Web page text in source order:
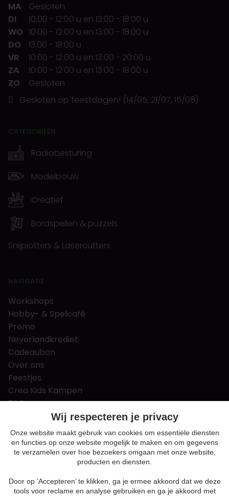
MA
Gesloten
DI
10:00 - 12:00 u en 13:00 - 18:00 u
WO 10:00 - 12:00 u en 13:00 - 18:00 u
DO
13:00 - 18:00 u
VR
10:00 - 12:00 u en 13:00 - 20:00 u
ZA
10:00 - 12:00 u en 13:00 - 18:00 u
ZO
Gesloten
Gesloten op feestdagen! (14/05, 21/07, 15/08)
CATEGORIEËN
Radiobesturing
Modelbouw
Creatief
Bordspellen & puzzels
Snijplotters & Lasercutters
NAVIGATIE
Workshops
Hobby- & Spelcafé
Promo
Neverlandkrediet
Cadeaubon
Over ons
Feestjes
Crea Kids Kampen
FAQ
Tips & tricks
Contact
Nieuws & Vacatures
Algemene voorwaarden
Wij respecteren je privacy
Onze website maakt gebruik van cookies om essentiële diensten
en functies op onze website mogelijk te maken en om gegevens
te verzamelen over hoe bezoekers omgaan met onze website,
producten en diensten.
Door op ‘Accepteren’ te klikken, ga je ermee akkoord dat we deze
tools voor reclame en analyse gebruiken en ga je akkoord met